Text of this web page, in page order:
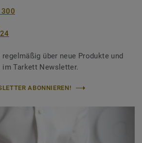
über neue Produkte und
im Tarkett Newsletter.
ABONNIEREN!